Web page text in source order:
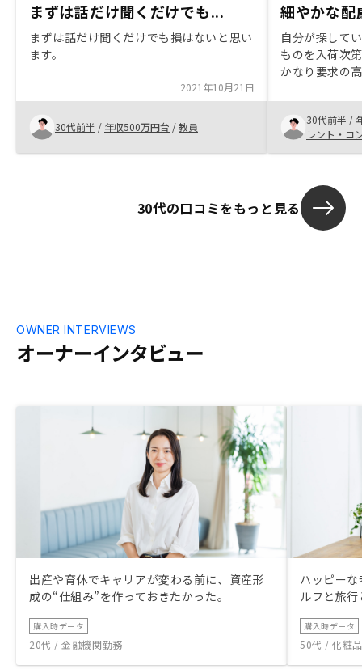
まずは話だけ聞くだけでも...
まずは話だけ聞くだけでも損はないと思い
ます。
2021年10月21日
30代前半 / 年収500万円台 /教員
細やかな配
自分が探して
ものを入荷次
かなり要求の
れを把握して
たと考えてい
30代前半 /
レント・コ
30代の口コミをもっと見る
オーナーインタビュー
OWNER INTERVIEWS
出産や育休でキャリアが変わる前に、資産形
成の“仕組み”を作っておきたかった。
購入時データ
20代 / 金融機関勤務
ハッピー
ルフと旅
購入時データ
50代 / 化粧